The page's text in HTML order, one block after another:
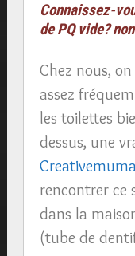
Connaissez-
de PQ vide?
Chez nous,
assez
les toilettes
dessus, une
rencontrer ce
dans la
(tube de